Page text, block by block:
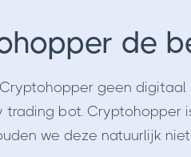
de
geen digitaal
trading bot. Cryptohopper
we deze natuurlijk